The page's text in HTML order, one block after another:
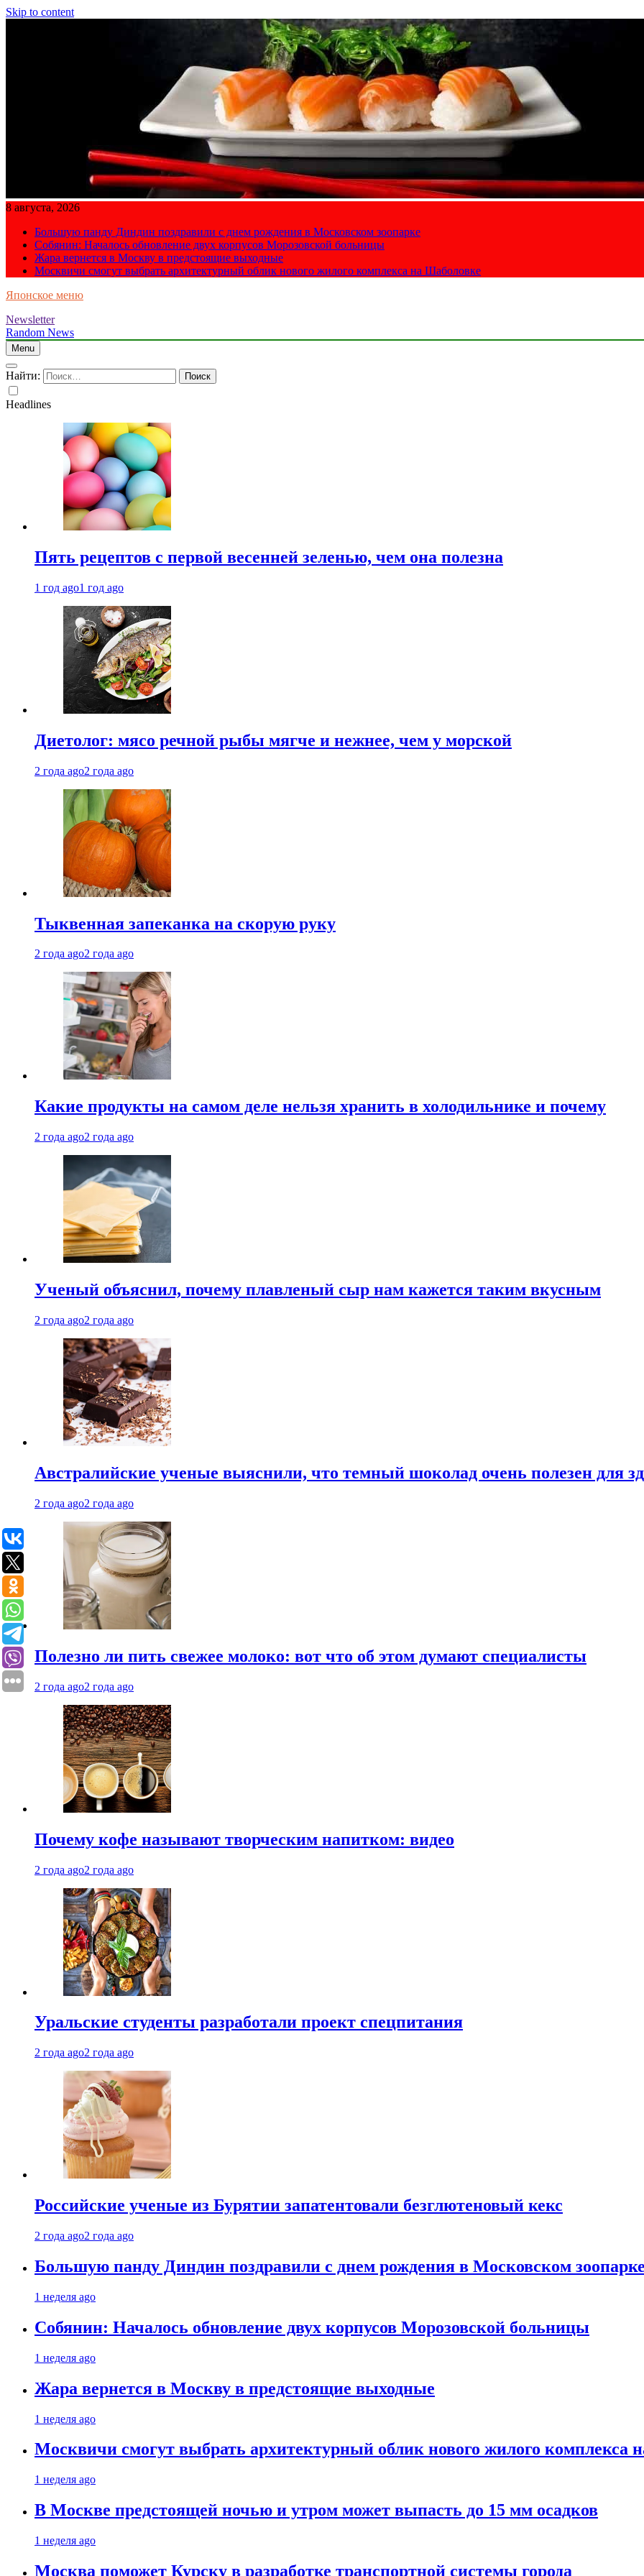
Skip to content
8 августа, 2026
Большую панду Диндин поздравили с днем рождения в Московском зоопарке
Собянин: Началось обновление двух корпусов Морозовской больницы
Жара вернется в Москву в предстоящие выходные
Москвичи смогут выбрать архитектурный облик нового жилого комплекса на Шаболовке
Японское меню
Newsletter
Random News
Menu
Найти:
Headlines
Пять рецептов с первой весенней зеленью, чем она полезна
1 год ago1 год ago
Диетолог: мясо речной рыбы мягче и нежнее, чем у морской
2 года ago2 года ago
Тыквенная запеканка на скорую руку
2 года ago2 года ago
Какие продукты на самом деле нельзя хранить в холодильнике и почему
2 года ago2 года ago
Ученый объяснил, почему плавленый сыр нам кажется таким вкусным
2 года ago2 года ago
Австралийские ученые выяснили, что темный шоколад очень полезен для
2 года ago2 года ago
Полезно ли пить свежее молоко: вот что об этом думают специалисты
2 года ago2 года ago
Почему кофе называют творческим напитком: видео
2 года ago2 года ago
Уральские студенты разработали проект спецпитания
2 года ago2 года ago
Российские ученые из Бурятии запатентовали безглютеновый кекс
2 года ago2 года ago
Большую панду Диндин поздравили с днем рождения в Московском зоопарке
1 неделя ago
Собянин: Началось обновление двух корпусов Морозовской больницы
1 неделя ago
Жара вернется в Москву в предстоящие выходные
1 неделя ago
Москвичи смогут выбрать архитектурный облик нового жилого комплекса
1 неделя ago
В Москве предстоящей ночью и утром может выпасть до 15 мм осадков
1 неделя ago
Москва поможет Курску в разработке транспортной системы города